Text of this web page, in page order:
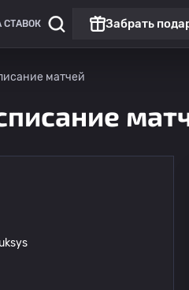
СТАВОК Забрать
матчей